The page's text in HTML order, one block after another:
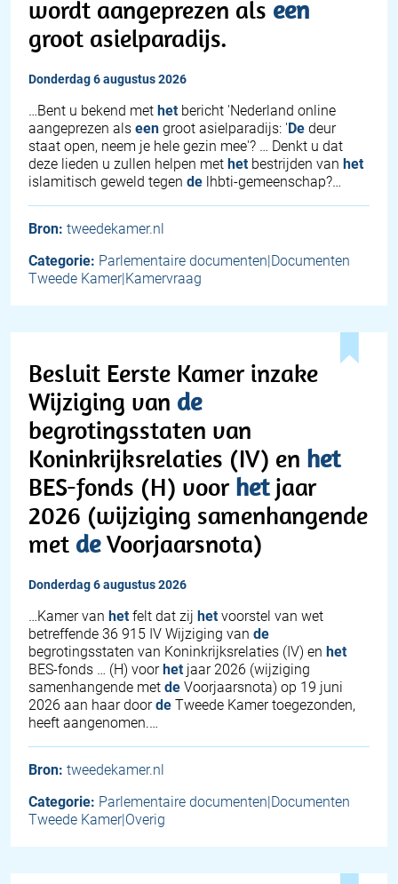
wordt aangeprezen als een
groot asielparadijs.
donderdag 6 augustus 2026
…Bent u bekend met het bericht 'Nederland online
aangeprezen als een groot asielparadijs: ' De deur
staat open, neem je hele gezin mee'? … Denkt u dat
deze lieden u zullen helpen met het bestrijden van het
islamitisch geweld tegen de lhbti-gemeenschap?…
Bron: tweedekamer.nl
Categorie: Parlementaire documenten|Documenten
Tweede Kamer|Kamervraag
Besluit Eerste Kamer inzake
Wijziging van de
begrotingsstaten van
Koninkrijksrelaties (IV) en het
BES-fonds (H) voor hetjaar
2026 (wijziging samenhangende
met deVoorjaarsnota)
donderdag 6 augustus 2026
…Kamer van het felt dat zij het voorstel van wet
betreffende 36 915 IV Wijziging van de
begrotingsstaten van Koninkrijksrelaties (IV) en het
BES-fonds … (H) voor het jaar 2026 (wijziging
samenhangende met de Voorjaarsnota) op 19 juni
2026 aan haar doorde Tweede Kamer toegezonden,
heeft aangenomen.…
Bron: tweedekamer.nl
Categorie: Parlementaire documenten|Documenten
Tweede Kamer|Overig